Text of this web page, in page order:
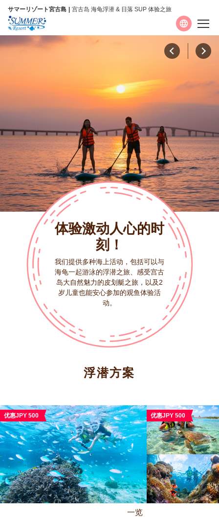
サマーリゾート宮古島 宫古岛 海龟浮潜 & 日落 SUP 体验之旅
语言
繁體中文
한국어
详情
常见问题
体验激动人心的时
刻！
我们提供多种海上活动，包括可以与
海龟一起游泳的浮潜之旅、感受宫古
岛大自然魅力的皮划艇之旅，以及2
岁儿童也能安心参加的观鱼体验活
动。
浮潜方案
优惠JPY 500
一览
优惠JPY 500